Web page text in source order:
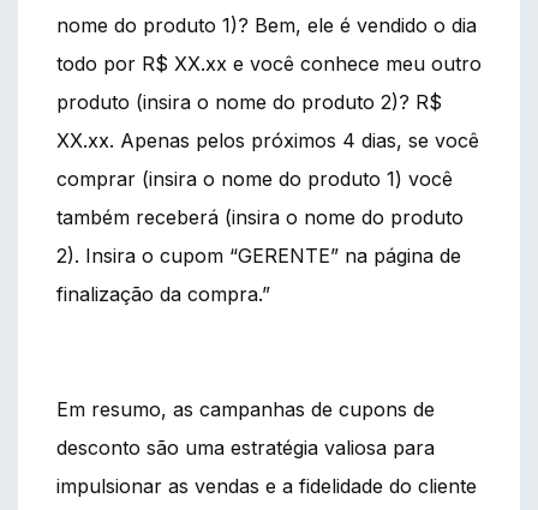
nome do produto 1)? Bem, ele é vendido o dia
todo por R$ XX.xx e você conhece meu outro
produto (insira o nome do produto 2)? R$
XX.xx. Apenas pelos próximos 4 dias, se você
comprar (insira o nome do produto 1) você
também receberá (insira o nome do produto
2). Insira o cupom “GERENTE” na página de
finalização da compra.”
Em resumo, as campanhas de cupons de
desconto são uma estratégia valiosa para
impulsionar as vendas e a fidelidade do cliente